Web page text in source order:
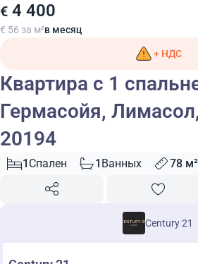
€ 4 400
€ 56 за м²в месяц
+ НДС
Квартира с 1
Гермасойя,
20194
1 Спален 1 Ванных 78 м²
Century 21